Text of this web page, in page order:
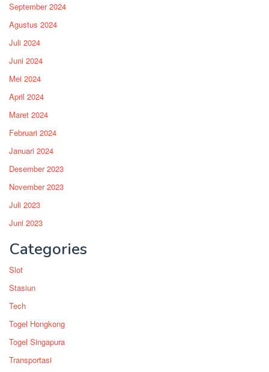
September 2024
Agustus 2024
Juli 2024
Juni 2024
Mei 2024
April 2024
Maret 2024
Februari 2024
Januari 2024
Desember 2023
November 2023
Juli 2023
Juni 2023
Categories
Slot
Stasiun
Tech
Togel Hongkong
Togel Singapura
Transportasi